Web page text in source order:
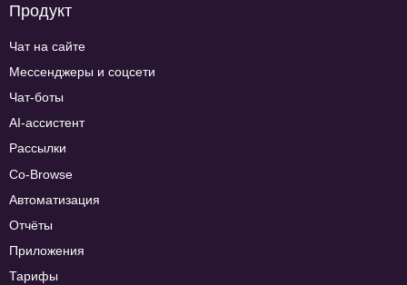
Продукт
Чат на сайте
Мессенджеры и соцсети
Чат-боты
AI-ассистент
Рассылки
Co-Browse
Автоматизация
Отчёты
Приложения
Тарифы